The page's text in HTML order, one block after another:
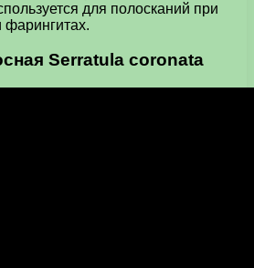
для полосканий при
фарингитах.
Serratula coronata